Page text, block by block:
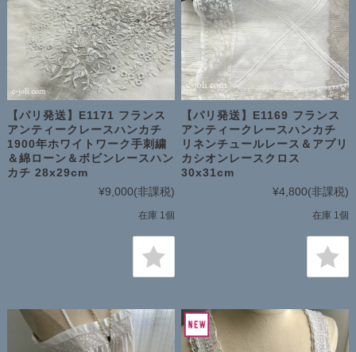
【パリ発送】E1171 フランス
アンティークレースハンカチ
1900年ホワイトワーク手刺繍
＆綿ローン＆ボビンレースハン
カチ 28x29cm
¥9,000(非課税)
在庫 1個
【パリ発送】E1169 フランス
アンティークレースハンカチ
リネンチュールレース＆アプリ
カシオンレースクロス
30x31cm
¥4,800(非課税)
在庫 1個